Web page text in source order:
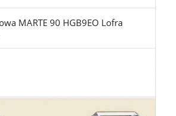
MARTE 90 HGB9EO Lofra